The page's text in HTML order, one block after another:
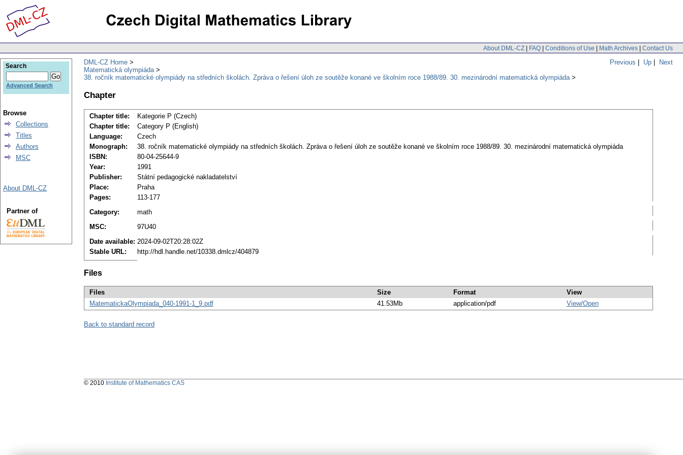
About DML-CZ | FAQ | Conditions of Use | Math Archives | Contact Us
Previous | Up | Next
DML-CZ Home
Matematická olympiáda
38. ročník matematické olympiády na středních školách. Zpráva o řešení úloh ze soutěže konané ve školním roce 1988/89. 30. mezinárodní matematická olympiáda
Chapter
Chapter title:
Kategorie P (Czech)
Chapter title:
Category P (English)
Language:
Czech
Monograph:
38. ročník matematické olympiády na středních školách. Zpráva o řešení úloh ze soutěže konané ve školním roce 1988/89. 30. mezinárodní matematická olympiáda
ISBN:
80-04-25644-9
Year:
1991
Publisher:
Státní pedagogické nakladatelství
Place:
Praha
Pages:
113-177
Category:
math
MSC:
97U40
Date available: 2024-09-02T20:28:02Z
Stable URL:
http://hdl.handle.net/10338.dmlcz/404879
Files
Files Size Format
View
MatematickaOlympiada_040-1991-1_9.pdf
41.53Mb application/pdf View/Open
Back to standard record
Search
Advanced Search
Browse
Collections
Titles
Authors
MSC
About DML-CZ
Partner of
© 2010 Institute of Mathematics CAS